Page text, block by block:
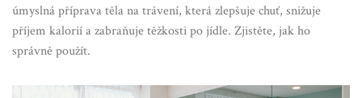
úmyslná příprava těla na trávení, která zlepšuje chuť, snižuje
příjem kalorií a zabraňuje těžkosti po jídle. Zjistěte, jak ho
správně použít.